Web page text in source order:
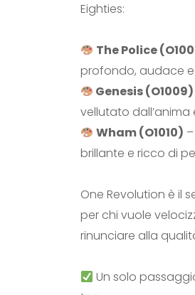
Eighties:
The Police
profondo, audace
Genesis (O1009)
vellutato dall’anima
Wham (O1010)
brillante e ricco di
One Revolution è il
per chi vuole
rinunciare alla
Un solo